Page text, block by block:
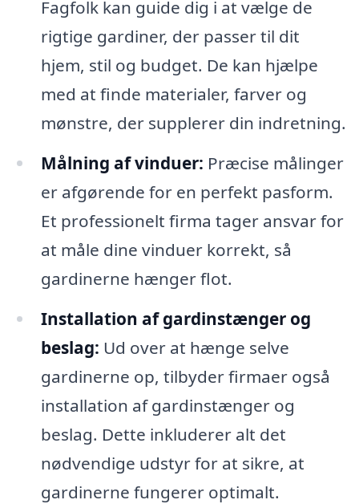
Fagfolk kan guide dig i at vælge de
rigtige gardiner, der passer til dit
hjem, stil og budget. De kan hjælpe
med at finde materialer, farver og
mønstre, der supplerer din indretning.
Målning af vinduer: Præcise målinger
er afgørende for en perfekt pasform.
Et professionelt firma tager ansvar for
at måle dine vinduer korrekt, så
gardinerne hænger flot.
Installation af gardinstænger og
beslag: Ud over at hænge selve
gardinerne op, tilbyder firmaer også
installation af gardinstænger og
beslag. Dette inkluderer alt det
nødvendige udstyr for at sikre, at
gardinerne fungerer optimalt.